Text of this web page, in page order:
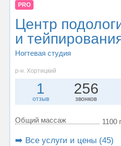
PRO
Центр
и
Ногтевая студия
р-н. Хортицкий
1
отзыв
256
звонков
Общий массаж 1100
➡️ Все услуги и цены (45)